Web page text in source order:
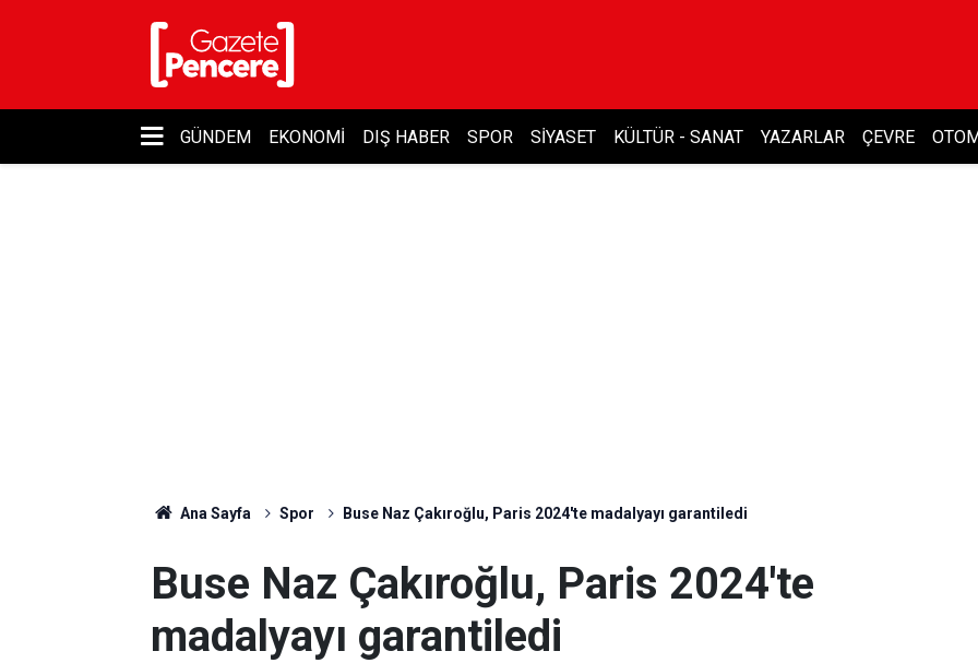
GÜNDEM EKONOMI DIŞ HABER SPOR SIYASET KÜLTÜR - SANAT YAZARLAR ÇEVRE
Ana Sayfa Spor Buse Naz Çakıroğlu, Paris 2024'te madalyayı garantiledi
Buse Naz Çakıroğlu, Paris 2024'te
madalyayı garantiledi